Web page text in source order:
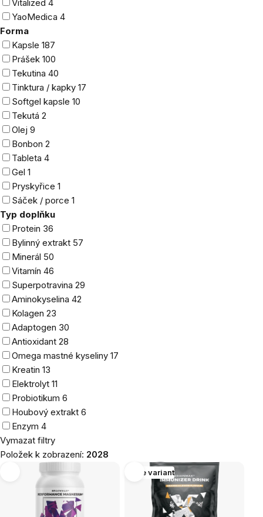
Vitalized 4
YaoMedica 4
Forma
Kapsle 187
Prášek 100
Tekutina 40
Tinktura / kapky 17
Softgel kapsle 10
Tekutá 2
Olej 9
Bonbon 2
Tableta 4
Gel 1
Pryskyřice 1
Sáček / porce 1
Typ doplňku
Protein 36
Bylinný extrakt 57
Minerál 50
Vitamín 46
Superpotravina 29
Aminokyselina 42
Kolagen 23
Adaptogen 30
Antioxidant 28
Omega mastné kyseliny 17
Kreatin 13
Elektrolyt 11
Probiotikum 6
Houbový extrakt 6
Enzym 4
Vymazat filtry
Položek k zobrazení: 2028
produktů
Více variant